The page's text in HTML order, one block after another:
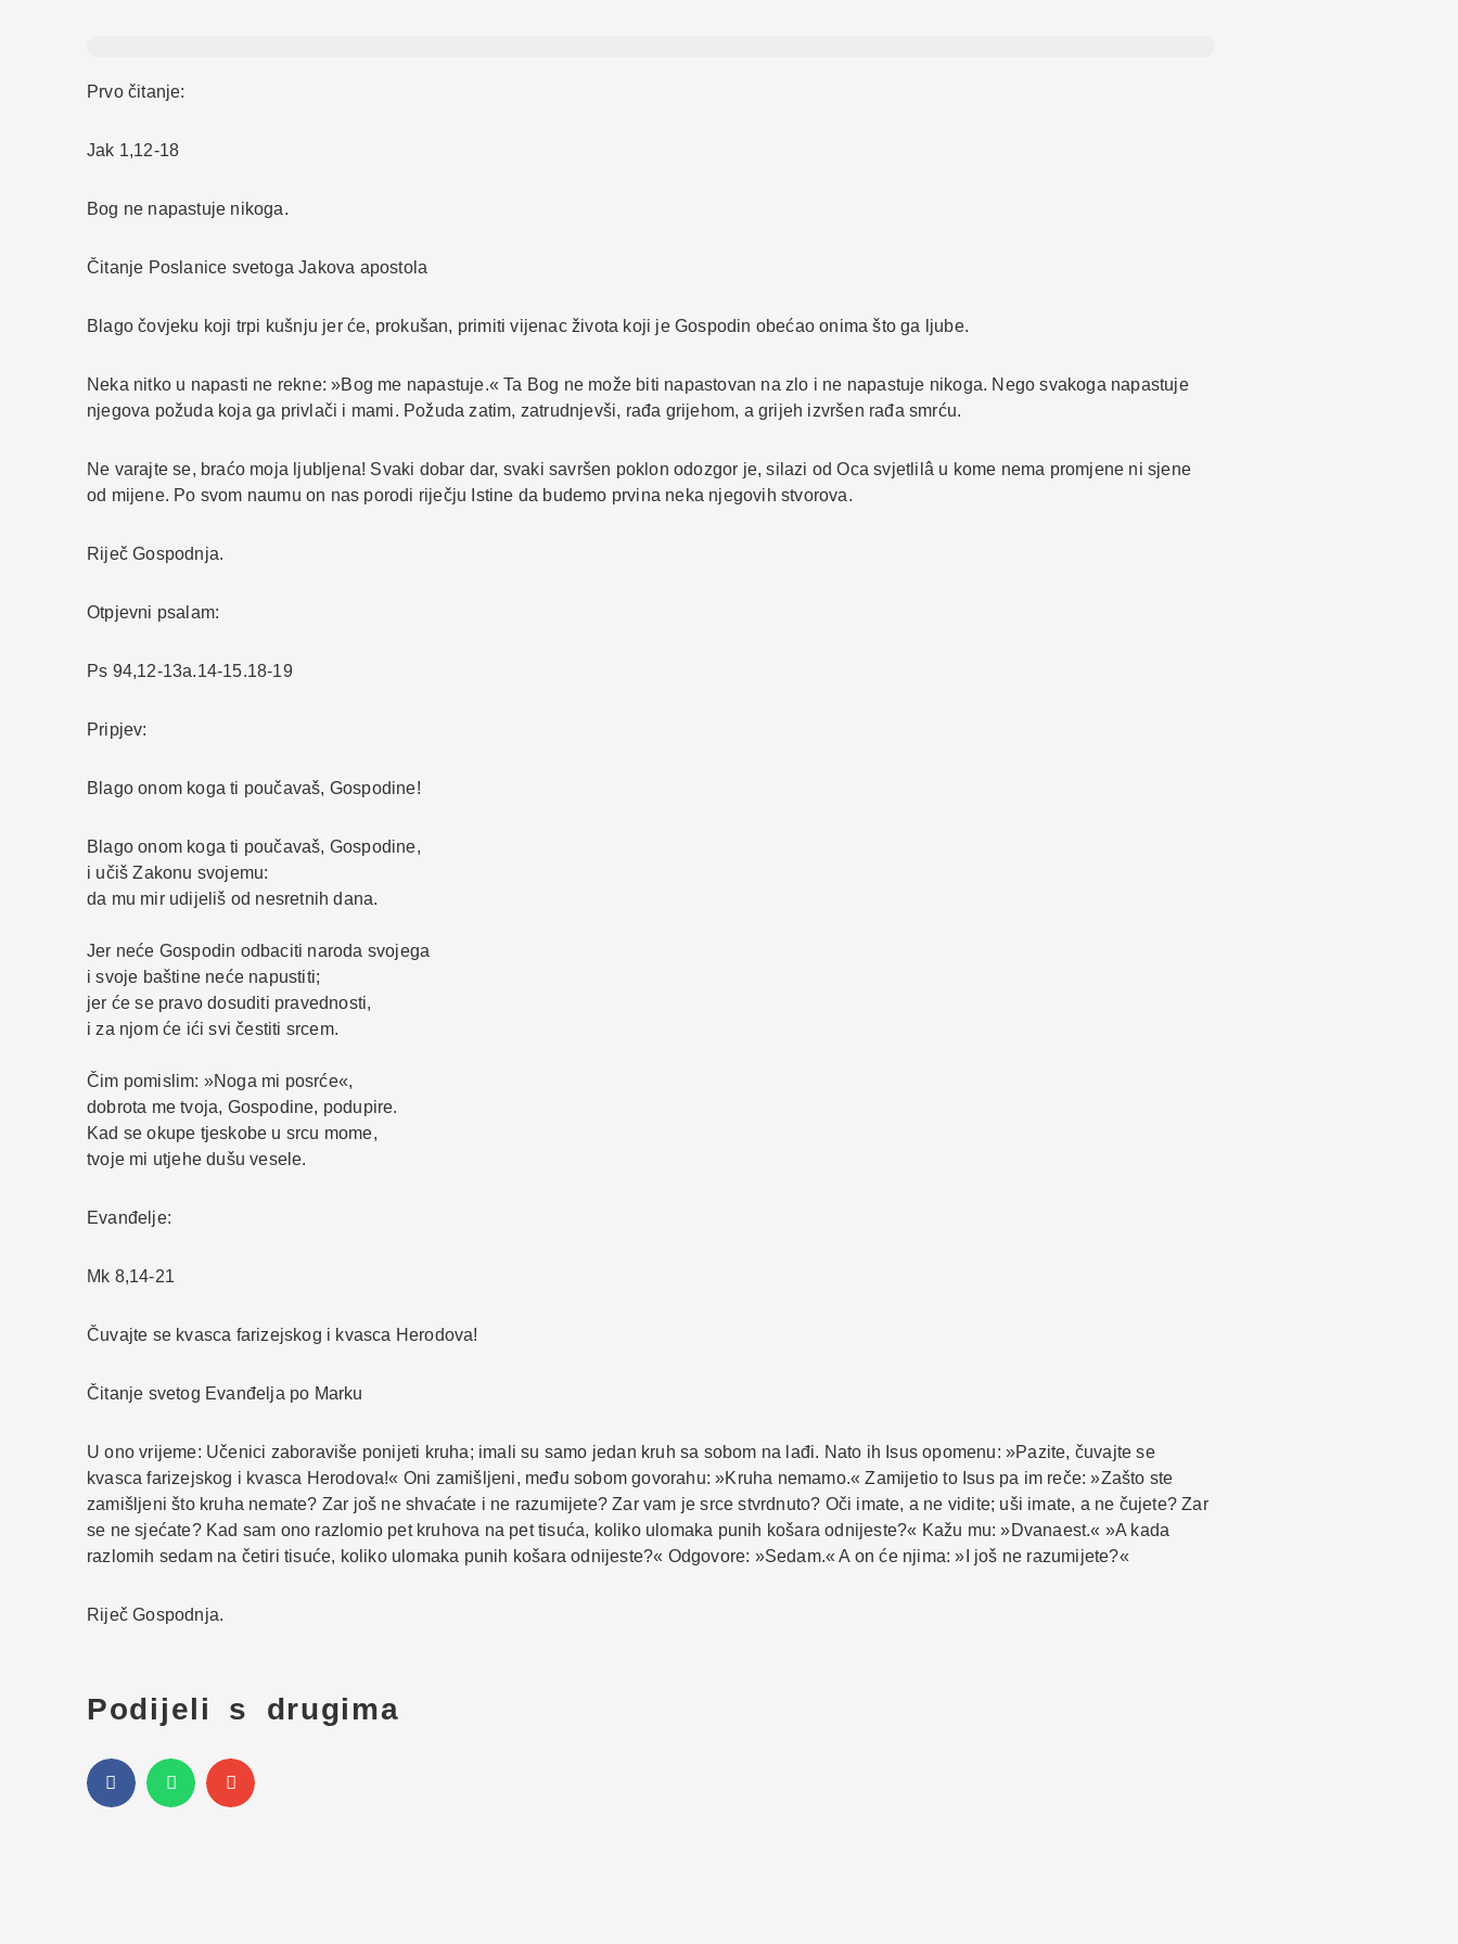
Prvo čitanje:
Jak 1,12-18
Bog ne napastuje nikoga.
Čitanje Poslanice svetoga Jakova apostola
Blago čovjeku koji trpi kušnju jer će, prokušan, primiti vijenac života koji je Gospodin obećao onima što ga ljube.
Neka nitko u napasti ne rekne: »Bog me napastuje.« Ta Bog ne može biti napastovan na zlo i ne napastuje nikoga. Nego svakoga napastuje
njegova požuda koja ga privlači i mami. Požuda zatim, zatrudnjevši, rađa grijehom, a grijeh izvršen rađa smrću.
Ne varajte se, braćo moja ljubljena! Svaki dobar dar, svaki savršen poklon odozgor je, silazi od Oca svjetlilâ u kome nema promjene ni sjene
od mijene. Po svom naumu on nas porodi riječju Istine da budemo prvina neka njegovih stvorova.
Riječ Gospodnja.
Otpjevni psalam:
Ps 94,12-13a.14-15.18-19
Pripjev:
Blago onom koga ti poučavaš, Gospodine!
Blago onom koga ti poučavaš, Gospodine,
i učiš Zakonu svojemu:
da mu mir udijeliš od nesretnih dana.
Jer neće Gospodin odbaciti naroda svojega
i svoje baštine neće napustiti;
jer će se pravo dosuditi pravednosti,
i za njom će ići svi čestiti srcem.
Čim pomislim: »Noga mi posrće«,
dobrota me tvoja, Gospodine, podupire.
Kad se okupe tjeskobe u srcu mome,
tvoje mi utjehe dušu vesele.
Evanđelje:
Mk 8,14-21
Čuvajte se kvasca farizejskog i kvasca Herodova!
Čitanje svetog Evanđelja po Marku
U ono vrijeme: Učenici zaboraviše ponijeti kruha; imali su samo jedan kruh sa sobom na lađi. Nato ih Isus opomenu: »Pazite, čuvajte se
kvasca farizejskog i kvasca Herodova!« Oni zamišljeni, među sobom govorahu: »Kruha nemamo.« Zamijetio to Isus pa im reče: »Zašto ste
zamišljeni što kruha nemate? Zar još ne shvaćate i ne razumijete? Zar vam je srce stvrdnuto? Oči imate, a ne vidite; uši imate, a ne čujete? Zar
se ne sjećate? Kad sam ono razlomio pet kruhova na pet tisuća, koliko ulomaka punih košara odnijeste?« Kažu mu: »Dvanaest.« »A kada
razlomih sedam na četiri tisuće, koliko ulomaka punih košara odnijeste?« Odgovore: »Sedam.« A on će njima: »I još ne razumijete?«
Riječ Gospodnja.
Podijeli s drugima